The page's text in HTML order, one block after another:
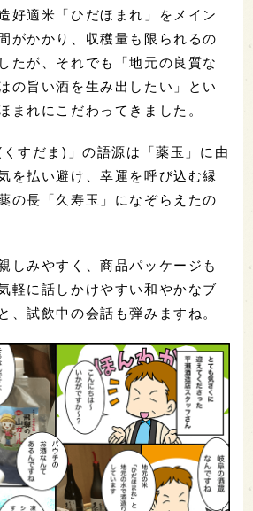
好適米「ひだほまれ」をメイン
がかかり、収穫量も限られるの
たが、それでも「地元の良質な
の旨い酒を生み出したい」とい
まれにこだわってきました。
すだま)」の語源は「薬玉」に由
を払い避け、幸運を呼び込む縁
の長「久寿玉」になぞらえたの
しみやすく、商品パッケージも
軽に話しかけやすい和やかなブ
、試飲中の会話も弾みますね。